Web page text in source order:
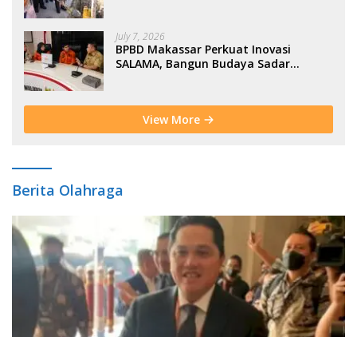
July 7, 2026
BPBD Makassar Perkuat Inovasi
SALAMA, Bangun Budaya Sadar
View More
Berita Olahraga